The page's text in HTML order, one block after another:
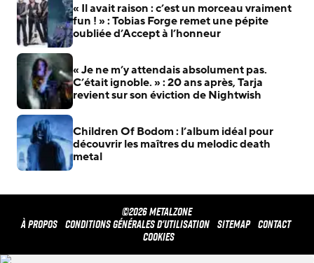
« Il avait raison : c’est un morceau vraiment
fun ! » : Tobias Forge remet une pépite
oubliée d’Accept à l’honneur
« Je ne m’y attendais absolument pas.
C’était ignoble. » : 20 ans après, Tarja
revient sur son éviction de Nightwish
Children Of Bodom : l’album idéal pour
découvrir les maîtres du melodic death
metal
©2026 METALZONE
À propos Conditions générales d'utilisation Sitemap Contact
Cookies